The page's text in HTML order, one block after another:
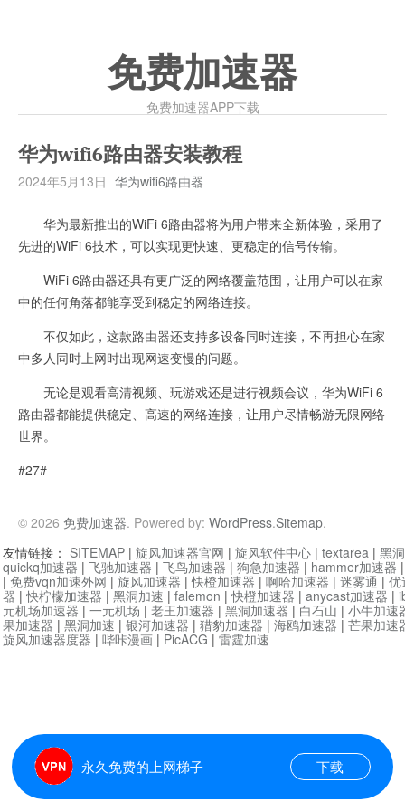
免费加速器
免费加速器APP下载
华为wifi6路由器安装教程
2024年5月13日 华为wifi6路由器
华为最新推出的WiFi 6路由器将为用户带来全新体验，采用了
先进的WiFi 6技术，可以实现更快速、更稳定的信号传输。
WiFi 6路由器还具有更广泛的网络覆盖范围，让用户可以在家
中的任何角落都能享受到稳定的网络连接。
不仅如此，这款路由器还支持多设备同时连接，不再担心在家
中多人同时上网时出现网速变慢的问题。
无论是观看高清视频、玩游戏还是进行视频会议，华为WiFi 6
路由器都能提供稳定、高速的网络连接，让用户尽情畅游无限网络
世界。
#27#
© 2026 免费加速器. Powered by: WordPress.Sitemap.
永久免费的上网梯子 下载
友情链接： SITEMAP | 旋风加速器官网 | 旋风软件中心 | textarea | 黑
quickq加速器 | 飞驰加速器 | 飞鸟加速器 | 狗急加速器 | hammer加速器
| 免费vqn加速外网 | 旋风加速器 |快橙加速器 | 啊哈加速器 | 迷雾通 | 优
器 |快柠檬加速器 | 黑洞加速 | falemon |快橙加速器 | anycast加速器 |
元机场加速器 | 一元机场 | 老王加速器 | 黑洞加速器 | 白石山 | 小牛加速
果加速器 | 黑洞加速 | 银河加速器 | 猎豹加速器 | 海鸥加速器 | 芒果加速
旋风加速器度器 | 哔咔漫画 | PicACG | 雷霆加速